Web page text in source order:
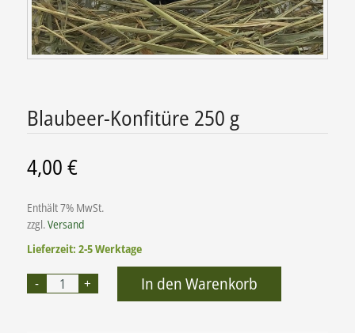
Blaubeer-Konfitüre 250 g
4,00€
Enthält 7% MwSt.
zzgl.Versand
Lieferzeit: 2-5 Werktage
In den Warenkorb